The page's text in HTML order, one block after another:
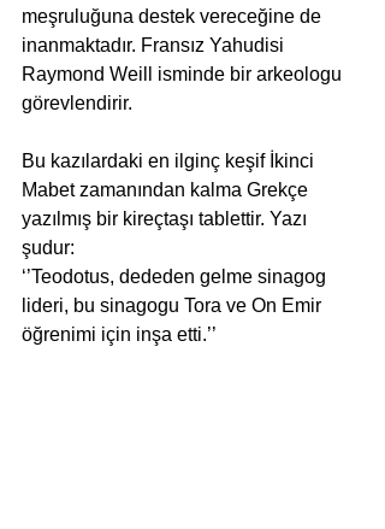
meşruluğuna destek vereceğine de
inanmaktadır. Fransız Yahudisi
Raymond Weill isminde bir arkeologu
görevlendirir.
Bu kazılardaki en ilginç keşif İkinci
Mabet zamanından kalma Grekçe
yazılmış bir kireçtaşı tablettir. Yazı
şudur:
‘’Teodotus, dededen gelme sinagog
lideri, bu sinagogu Tora ve On Emir
öğrenimi için inşa etti.’’